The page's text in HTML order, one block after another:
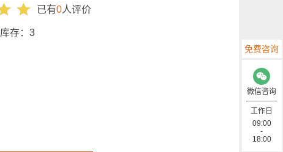
已有0人评价
库存： 3
免费咨询
微信咨询
工作日
09:00
-
18:00